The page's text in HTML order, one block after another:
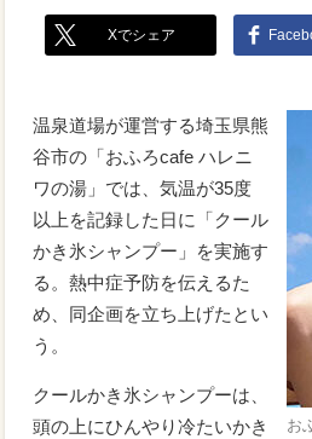
Xでシェア
お
温泉道場が運営する埼玉県熊
谷市の「おふろcafe ハレニ
ワの湯」では、気温が35度
以上を記録した日に「クール
かき氷シャンプー」を実施す
る。熱中症予防を伝えるた
め、同企画を立ち上げたとい
う。
クールかき氷シャンプーは、
頭の上にひんやり冷たいかき